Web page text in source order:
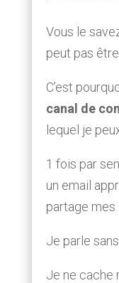
Vous le
peut pas
C’est
canal de
lequel je
1 fois par
un email
partage mes
Je parle
Je ne cache